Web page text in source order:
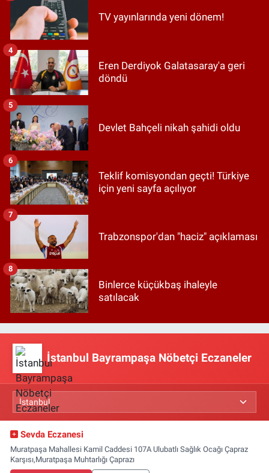
TV yayınlarında yeni dönem!
Eren Derdiyok Galatasaray'a geri
döndü
4
Devlet Bahçeli nikah şahidi oldu
5
Teklif komisyondan geçti! Türkiye
için yeni sayfa açılıyor
6
Trabzonspor'dan "haciz" açıklaması
7
Binlerce küçükbaş ihaleyle
satılacak
8
İstanbul Bayrampaşa Nöbetçi Eczaneler
Sevda Eczanesi
Muratpaşa Mahallesi Kamil Caddesi 107A Ulubatlı Sağlık Ocağı Çapraz
Karşısı,Muratpaşa Muhtarlığı Çaprazı